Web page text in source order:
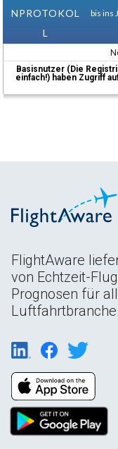
NPROTOKOL
L
bis ins
Basisnutzer (Die
einfach!) haben Zugriff
FlightAware
von Echtzeit-
Prognosen für
Luftfahrtbranche.